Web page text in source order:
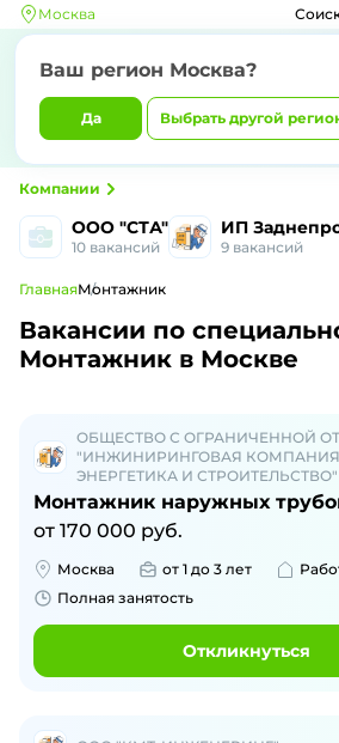
Москва
Ваш регион Москва?
Да Выбрать другой
ООО "СТА"
10 вакансий
ИП
9 вакансий
Компании
ГлавнаяМонтажник
Вакансии по
Монтажник в Москве
ОБЩЕСТВО С ОГРАНИЧЕННОЙ
"ИНЖИНИРИНГОВАЯ КОМПАНИЯ
ЭНЕРГЕТИКА И СТРОИТЕЛЬСТВО"
Монтажник наружных
от 170 000 руб.
Москва от 1 до 3 лет
Полная занятость
Откликнуться